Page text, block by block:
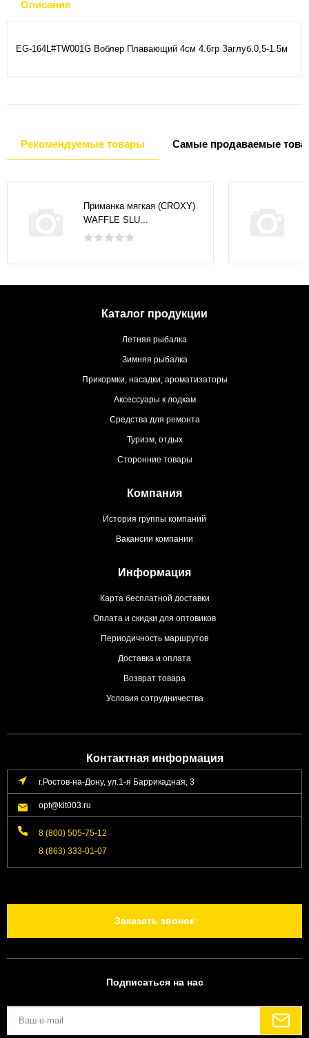
Описание
EG-164L#TW001G Воблер Плавающий 4см 4.6гр Заглуб.0,5-1.5м
Рекомендуемые товары Самые продаваемые
Приманка мягкая (CROXY)
WAFFLE SLU...
Каталог продукции
Летняя рыбалка
Зимняя рыбалка
Прикормки, насадки, ароматизаторы
Аксессуары к лодкам
Средства для ремонта
Туризм, отдых
Сторонние товары
Компания
История группы компаний
Вакансии компании
Информация
Карта бесплатной доставки
Оплата и скидки для оптовиков
Периодичность маршрутов
Доставка и оплата
Возврат товара
Условия сотрудничества
Контактная информация
г.Ростов-на-Дону, ул.1-я Баррикадная, 3
opt@kit003.ru
8 (800) 505-75-12
8 (863) 333-01-07
Заказать звонок
Подписаться на нас